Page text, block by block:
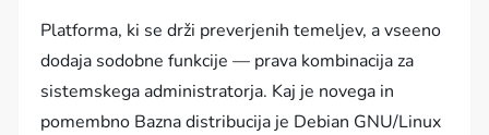
Platforma, ki se drži preverjenih temeljev, a vseeno
dodaja sodobne funkcije — prava kombinacija za
sistemskega administratorja. Kaj je novega in
pomembno Bazna distribucija je Debian GNU/Linux